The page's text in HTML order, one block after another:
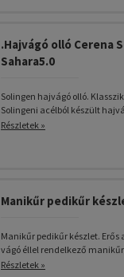
.Hajvágó olló Cerena
Sahara5.0
Solingen hajvágó olló.
Solingeni acélból készült
Részletek »
Manikűr pedikűr
Manikűr pedikűr készlet. Erős
vágó éllel rendelkező
Részletek »